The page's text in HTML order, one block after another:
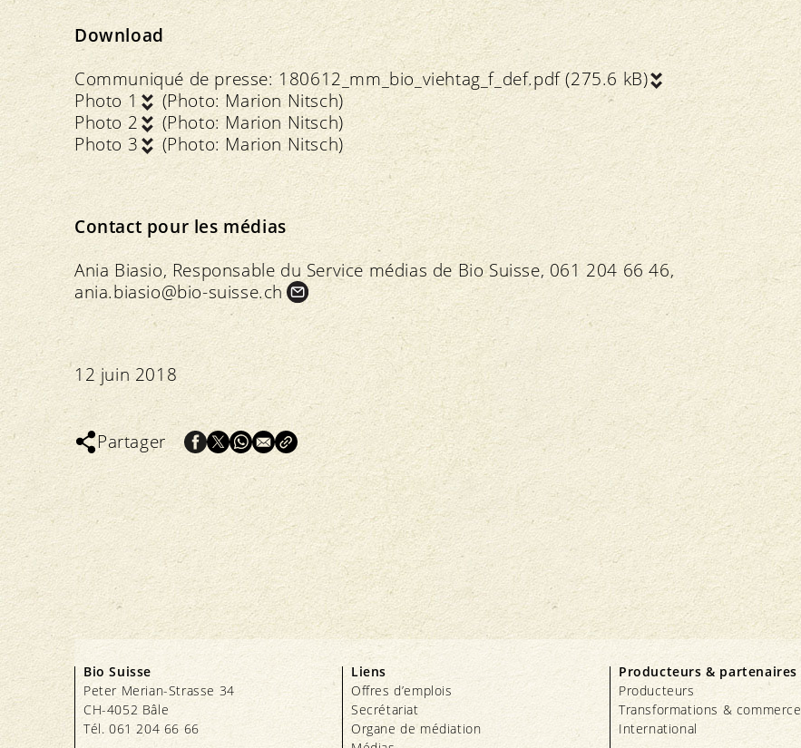
Download
Communiqué de presse:180612_mm_bio_viehtag_f_def.pdf (275.6 kB)
Photo 1
(Photo: Marion Nitsch)
Photo 2
(Photo: Marion Nitsch)
Photo 3
(Photo: Marion Nitsch)
Contact pour les médias
Ania Biasio, Responsable du Service médias de Bio Suisse, 061 204 66 46,
ania.biasio@bio-suisse.ch
12 juin 2018
Partager
Bio Suisse
Peter Merian-Strasse 34
CH-4052 Bâle
Tél. 061 204 66 66
Liens
Offres d’emplois
Secrétariat
Organe de médiation
Producteurs & partenaires
Producteurs
Transformations & commerce
International